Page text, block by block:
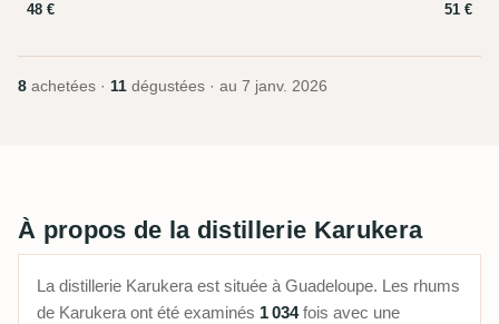
48 € 51 €
8 achetées · 11 dégustées · au 7 janv. 2026
À propos de la distillerie Karukera
La distillerie Karukera est située à Guadeloupe. Les rhums
de Karukera ont été examinés 1 034fois avec une